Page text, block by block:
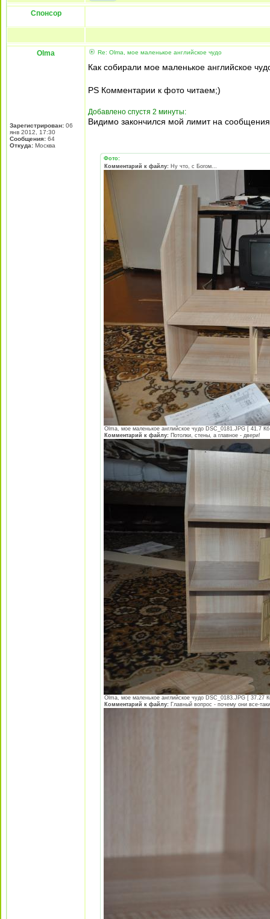
Спонсор
Olma
Зарегистрирован: 06
янв 2012, 17:30
Сообщения: 64
Откуда: Москва
Re: Olma, мое маленькое английское чудо
Как собирали мое маленькое английское
PS Комментарии к фото читаем;)
Добавлено спустя 2 минуты:
Видимо закончился мой лимит на
Фото:
Комментарий к файлу: Ну что, с Богом...
Olma, мое маленькое английское чудо DSC_0181.JPG [ 41.7
Комментарий к файлу: Потолки, стены, а главное - двери!
Olma, мое маленькое английское чудо DSC_0183.JPG [ 37.27
Комментарий к файлу: Главный вопрос - почему они все-